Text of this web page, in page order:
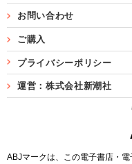
お問い合わせ
ご購入
プライバシーポリシー
運営：株式会社新潮社
ABJマークは、この電子書店・